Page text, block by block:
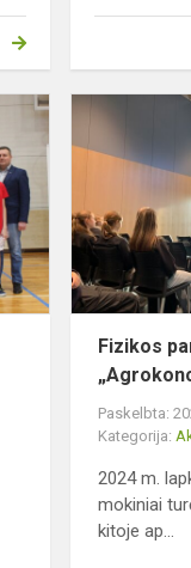
Finalinės
kvadrato
varžybos
Fizikos
Paskelbta:
Kategorija:
2024 m.
mokiniai
kitoje ap...